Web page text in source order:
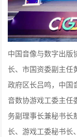
中国音像与数字出版
长、市国资委副主任
政府区长吕鸣，中国
音数协游戏工委主任
务副理事长兼秘书长
长、游戏工委秘书长、